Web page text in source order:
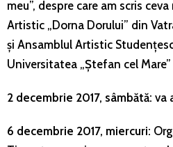
meu”, despre care am scris
Artistic „Dorna Dorului” din
și Ansamblul Artistic
Universitatea „Ștefan cel
2 decembrie 2017, sâmbătă: va
6 decembrie 2017, miercuri: